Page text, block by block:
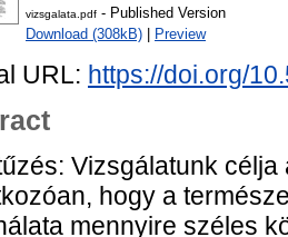
vizsgalata.pdf - Published Version
Download (308kB)
Preview
URL: https://doi.org/
Vizsgálatunk
hogy a
mennyire széles